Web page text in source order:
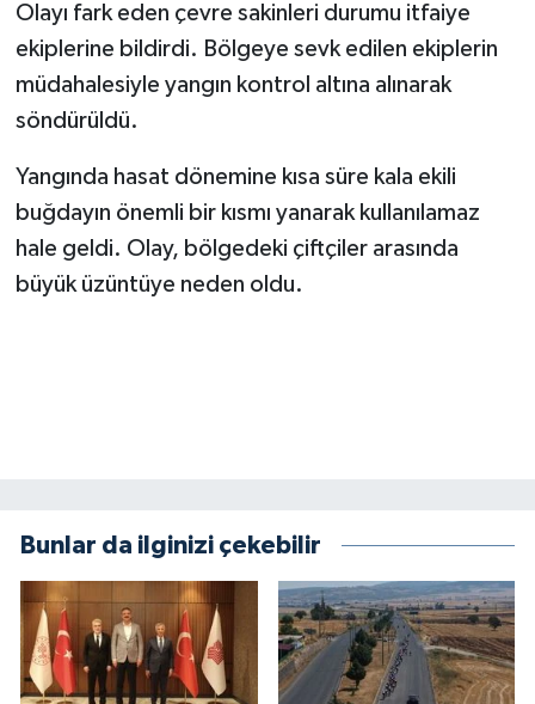
Olayı fark eden çevre sakinleri durumu itfaiye
ekiplerine bildirdi. Bölgeye sevk edilen ekiplerin
müdahalesiyle yangın kontrol altına alınarak
söndürüldü.
Yangında hasat dönemine kısa süre kala ekili
buğdayın önemli bir kısmı yanarak kullanılamaz
hale geldi. Olay, bölgedeki çiftçiler arasında
büyük üzüntüye neden oldu.
Bunlar da ilginizi çekebilir
ÇEK GÖNDER
KİTAP
HEDEF2020
OTOMOBİL
MİZAH
YEREL
BÖLGEDEN
BİLİM TEKNOLOJİ